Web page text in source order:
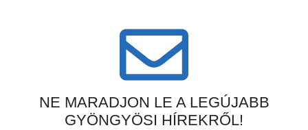
NE MARADJON LE A LEGÚJABB
GYÖNGYÖSI HÍREKRŐL!